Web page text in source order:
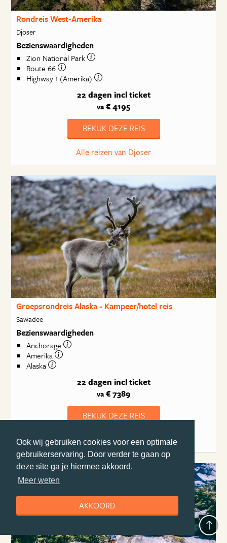
Ook wij gebruiken cookies voor een optimale
gebruikerservaring. Door verder te gaan op
deze site ga je hiermee akkoord.
Meer weten
AKKOORD
Rondreis West-Amerika
Djoser
Bezienswaardigheden
Zion National Park
Route 66
Highway 1 (Amerika)
22 dagen incl ticket
va € 4195
BEKIJK DEZE REIS
Alle reizen van Djoser
Groepsrondreis Alaska - Kampeer/hotel reis
Sawadee
Bezienswaardigheden
Anchorage
Amerika
Alaska
22 dagen incl ticket
va€ 7389
BEKIJK DEZE REIS
Alle reizen van Sawadee